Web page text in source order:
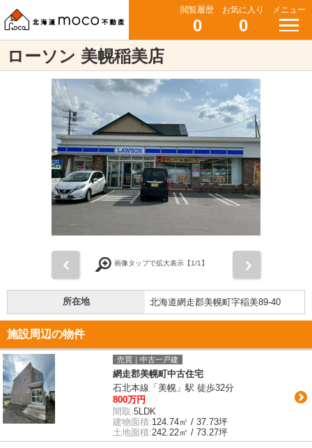
閲覧履歴
0
お気に入り
0
メニュー
ローソン 美幌稲美店
画像タップで拡大表示【1/1】
所在地 北海道網走郡美幌町字稲美89-40
施設周辺の物件
売買｜中古一戸建
網走郡美幌町中古住宅
石北本線「美幌」駅 徒歩32分
800万円
間取:5LDK
建物面積:124.74㎡ / 37.73坪
土地面積:242.22㎡ / 73.27坪